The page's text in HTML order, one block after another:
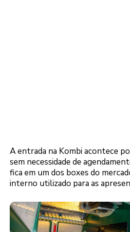
A entrada na Kombi acontece
sem necessidade de
fica em um dos boxes do
interno utilizado para as